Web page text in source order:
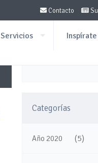
Contacto
Servicios Inspírate
Categorías
Año 2020 (5)